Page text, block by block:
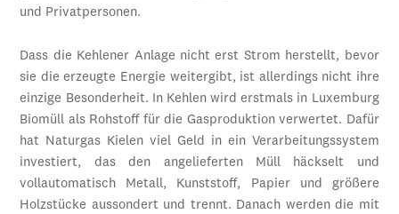
und Privatpersonen.
Dass die Kehlener Anlage nicht erst Strom herstellt, bevor
sie die erzeugte Energie weitergibt, ist allerdings nicht ihre
einzige Besonderheit. In Kehlen wird erstmals in Luxemburg
Biomüll als Rohstoff für die Gasproduktion verwertet. Dafür
hat Naturgas Kielen viel Geld in ein Verarbeitungssystem
investiert, das den angelieferten Müll häckselt und
vollautomatisch Metall, Kunststoff, Papier und größere
Holzstücke aussondert und trennt. Danach werden die mit